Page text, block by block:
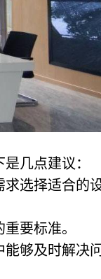
几点建议：
求选择适合的
要标准。
够及时解决问